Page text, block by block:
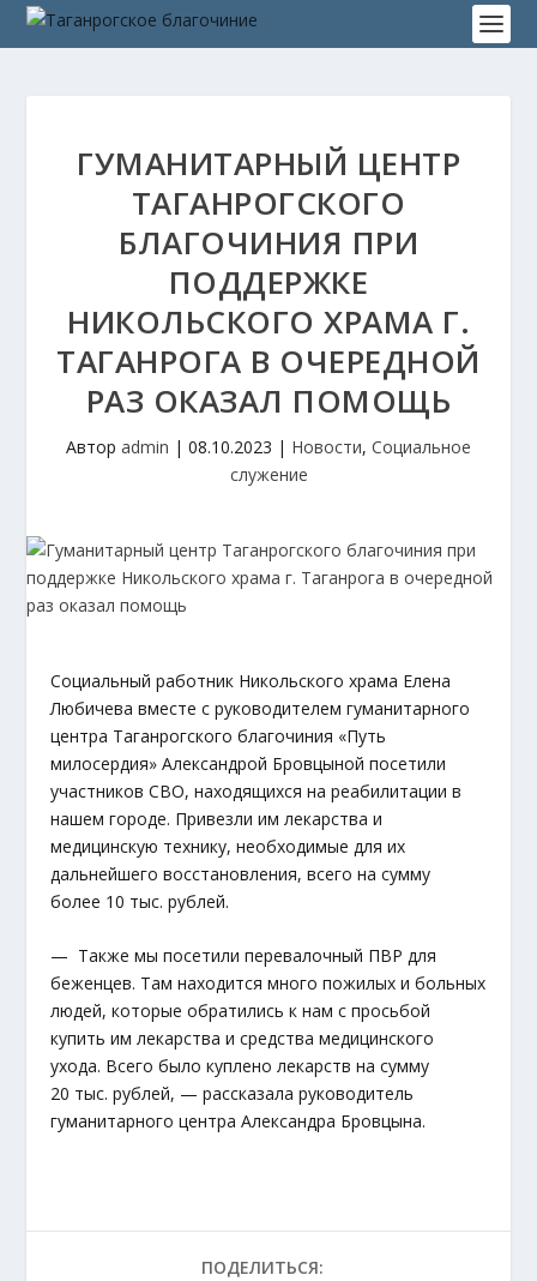
ГУМАНИТАРНЫЙ ЦЕНТР
ТАГАНРОГСКОГО
БЛАГОЧИНИЯ ПРИ
ПОДДЕРЖКЕ
НИКОЛЬСКОГО ХРАМА Г.
ТАГАНРОГА В ОЧЕРЕДНОЙ
РАЗ ОКАЗАЛ ПОМОЩЬ
Автор admin | 08.10.2023 | Новости, Социальное
служение
Социальный работник Никольского храма Елена
Любичева вместе с руководителем гуманитарного
центра Таганрогского благочиния «Путь
милосердия» Александрой Бровцыной посетили
участников СВО, находящихся на реабилитации в
нашем городе. Привезли им лекарства и
медицинскую технику, необходимые для их
дальнейшего восстановления, всего на сумму
более 10 тыс. рублей.
— Также мы посетили перевалочный ПВР для
беженцев. Там находится много пожилых и больных
людей, которые обратились к нам с просьбой
купить им лекарства и средства медицинского
ухода. Всего было куплено лекарств на сумму
20 тыс. рублей, — рассказала руководитель
гуманитарного центра Александра Бровцына.
ПОДЕЛИТЬСЯ: